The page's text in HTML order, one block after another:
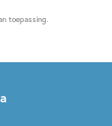
toepassing.